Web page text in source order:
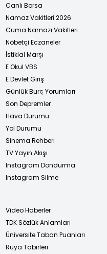
Canlı Borsa
Namaz Vakitleri 2026
Cuma Namazı Vakitleri
Nöbetçi Eczaneler
İstiklal Marşı
E Okul VBS
E Devlet Giriş
Günlük Burç Yorumları
Son Depremler
Hava Durumu
Yol Durumu
Sinema Rehberi
TV Yayın Akışı
Instagram Dondurma
Instagram Silme
Video Haberler
TDK Sözlük Anlamları
Üniversite Taban Puanları
Rüya Tabirleri